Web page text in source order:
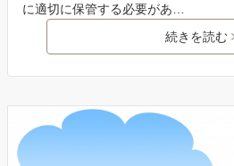
に適切に保管する必要があ…
続きを読む